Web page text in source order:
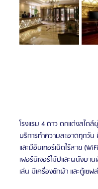
โรงแรม 4 ดาว ตกแต่งสไต
บริการทำความสะอาดทุกวั
และมีอินเทอร์เน็ตไร้สาย
เฟอร์นิเจอร์ไม้ปและผนังบ
เล่น มีเครื่องซักผ้า และตู้เซ